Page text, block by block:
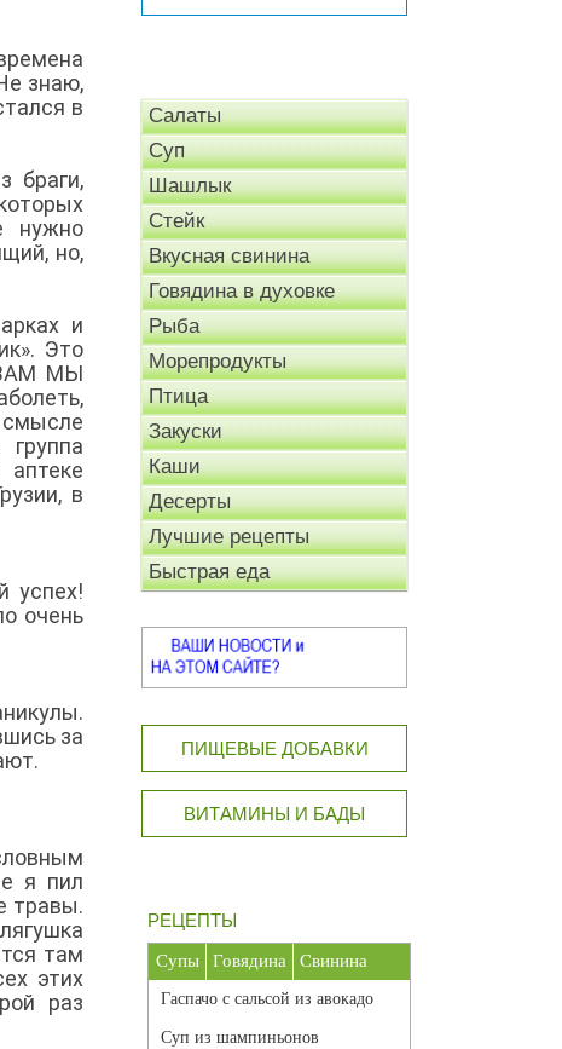
знаю,
в
браги,
нужно
но,
и
Это
МЫ
смысле
в
успех!
очень
за
я пил
травы.
там
этих
раз
Салаты
Суп
Шашлык
Стейк
Вкусная свинина
Говядина в духовке
Рыба
Морепродукты
Птица
Закуски
Каши
Десерты
Лучшие рецепты
Быстрая еда
ПИЩЕВЫЕ ДОБАВКИ
ВИТАМИНЫ И БАДЫ
РЕЦЕПТЫ
Супы Говядина Свинина
Гаспачо с сальсой из авокадо
Суп из шампиньонов